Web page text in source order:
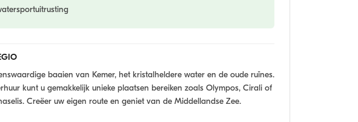
baaien van Kemer, het kristalheldere water en de oude ruïnes.
kunt u gemakkelijk unieke plaatsen bereiken zoals Olympos, Cirali of
Creëer uw eigen route en geniet van de Middellandse Zee.